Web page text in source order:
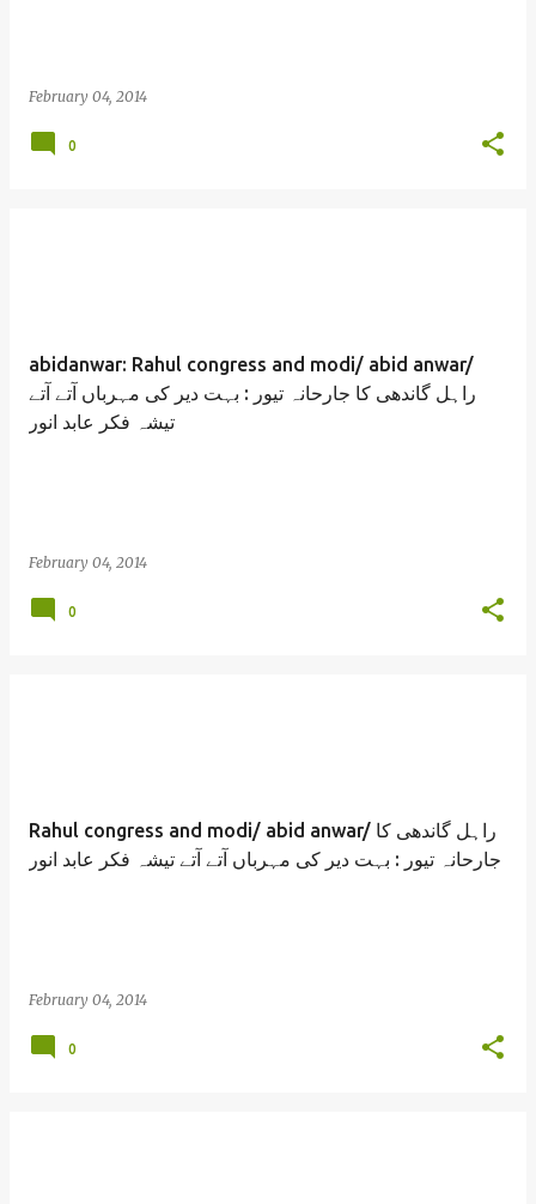
February 04, 2014
0
abidanwar: Rahul congress and modi/ abid anwar/
راہل گاندھی کا جارحانہ تیور : بہت دیر کی مہرباں آتے آتے
تیشہ فکر عابد انور
February 04, 2014
0
Rahul congress and modi/ abid anwar/ راہل گاندھی کا
جارحانہ تیور : بہت دیر کی مہرباں آتے آتے تیشہ فکر عابد انور
February 04, 2014
0